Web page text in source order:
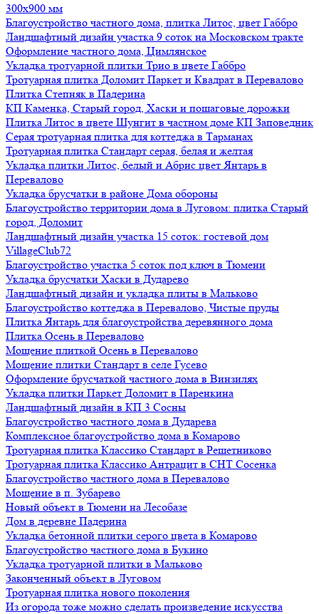
300х900 мм
Благоустройство частного дома, плитка Литос, цвет Габбро
Ландшафтный дизайн участка 9 соток на Московском тракте
Оформление частного дома, Цимлянское
Укладка тротуарной плитки Трио в цвете Габбро
Тротуарная плитка Доломит Паркет и Квадрат в Перевалово
Плитка Степняк в Падерина
КП Каменка, Старый город, Хаски и пошаговые дорожки
Плитка Литос в цвете Шунгит в частном доме КП Заповедник
Серая тротуарная плитка для коттеджа в Тарманах
Тротуарная плитка Стандарт серая, белая и желтая
Укладка плитки Литос, белый и Абрис цвет Янтарь в
Перевалово
Укладка брусчатки в районе Дома обороны
Благоустройство территории дома в Луговом: плитка Старый
город, Доломит
Ландшафтный дизайн участка 15 соток: гостевой дом
VillageClub72
Благоустройство участка 5 соток под ключ в Тюмени
Укладка брусчатки Хаски в Дударево
Ландшафтный дизайн и укладка плиты в Мальково
Благоустройство коттеджа в Перевалово, Чистые пруды
Плитка Янтарь для благоустройства деревянного дома
Плитка Осень в Перевалово
Мощение плиткой Осень в Перевалово
Мощение плитки Стандарт в селе Гусево
Оформление брусчаткой частного дома в Винзилях
Укладка плитки Паркет Доломит в Паренкина
Ландшафтный дизайн в КП 3 Сосны
Благоустройство частного дома в Дударева
Комплексное благоустройство дома в Комарово
Тротуарная плитка Классико Стандарт в Решетниково
Тротуарная плитка Классико Антрацит в СНТ Сосенка
Благоустройство частного дома в Перевалово
Мощение в п. Зубарево
Новый объект в Тюмени на Лесобазе
Дом в деревне Падерина
Укладка бетонной плитки серого цвета в Комарово
Благоустройство частного дома в Букино
Укладка тротуарной плитки в Мальково
Законченный объект в Луговом
Тротуарная плитка нового поколения
Из огорода тоже можно сделать произведение искусства